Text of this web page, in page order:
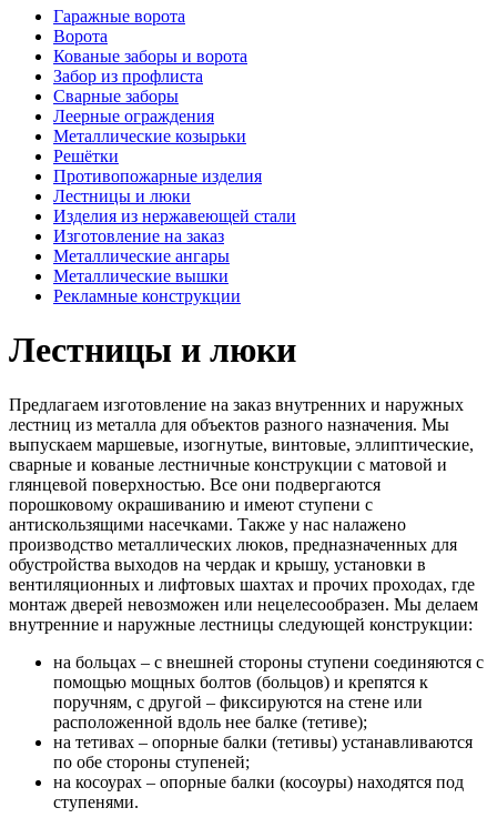
Гаражные ворота
Ворота
Кованые заборы и ворота
Забор из профлиста
Сварные заборы
Леерные ограждения
Металлические козырьки
Решётки
Противопожарные изделия
Лестницы и люки
Изделия из нержавеющей стали
Изготовление на заказ
Металлические ангары
Металлические вышки
Рекламные конструкции
Лестницы и люки
Предлагаем изготовление на заказ внутренних и наружных
лестниц из металла для объектов разного назначения. Мы
выпускаем маршевые, изогнутые, винтовые, эллиптические,
сварные и кованые лестничные конструкции с матовой и
глянцевой поверхностью. Все они подвергаются
порошковому окрашиванию и имеют ступени с
антискользящими насечками. Также у нас налажено
производство металлических люков, предназначенных для
обустройства выходов на чердак и крышу, установки в
вентиляционных и лифтовых шахтах и прочих проходах, где
монтаж дверей невозможен или нецелесообразен. Мы делаем
внутренние и наружные лестницы следующей конструкции:
на больцах – с внешней стороны ступени соединяются с
помощью мощных болтов (больцов) и крепятся к
поручням, с другой – фиксируются на стене или
расположенной вдоль нее балке (тетиве);
на тетивах – опорные балки (тетивы) устанавливаются
по обе стороны ступеней;
на косоурах – опорные балки (косоуры) находятся под
ступенями.